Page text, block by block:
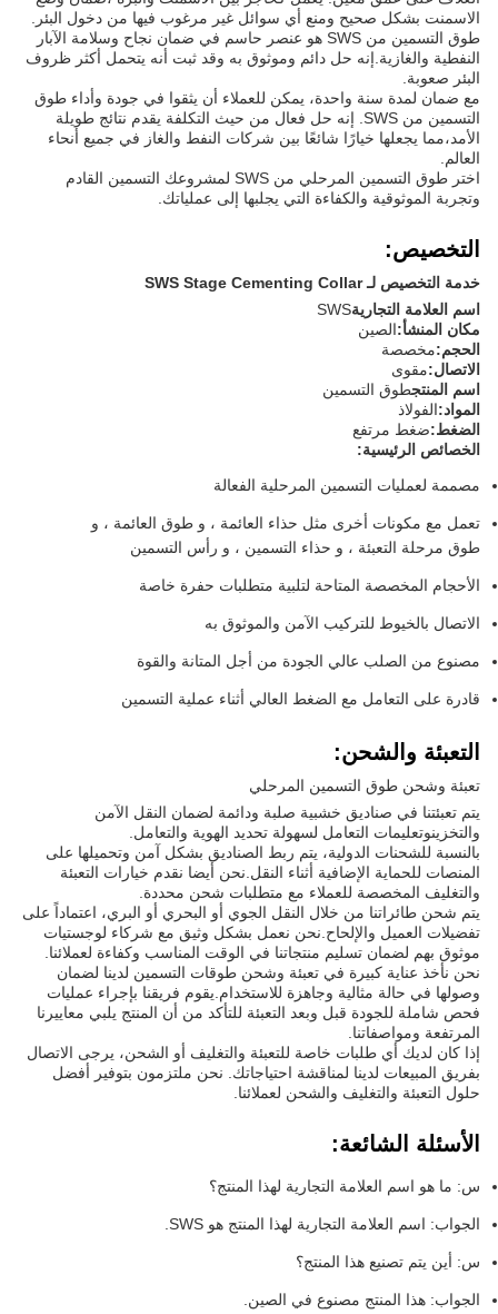
الاسمنت بشكل صحيح ومنع أي سوائل غير مرغوب فيها من دخول البئر.
طوق التسمين من SWS هو عنصر حاسم في ضمان نجاح وسلامة الآبار
النفطية والغازية.إنه حل دائم وموثوق به وقد ثبت أنه يتحمل أكثر ظروف
البئر صعوبة.
مع ضمان لمدة سنة واحدة، يمكن للعملاء أن يثقوا في جودة وأداء طوق
التسمين من SWS. إنه حل فعال من حيث التكلفة يقدم نتائج طويلة
الأمد،مما يجعلها خيارًا شائعًا بين شركات النفط والغاز في جميع أنحاء
العالم.
اختر طوق التسمين المرحلي من SWS لمشروعك التسمين القادم
وتجربة الموثوقية والكفاءة التي يجلبها إلى عملياتك.
التخصيص:
خدمة التخصيص لـ SWS Stage Cementing Collar
اسم العلامة التجاريةSWS
مكان المنشأ:الصين
الحجم:مخصصة
الاتصال:مقوى
اسم المنتجطوق التسمين
المواد:الفولاذ
الضغط:ضغط مرتفع
الخصائص الرئيسية:
مصممة لعمليات التسمين المرحلية الفعالة
تعمل مع مكونات أخرى مثل حذاء العائمة ، و طوق العائمة ، و
طوق مرحلة التعبئة ، و حذاء التسمين ، و رأس التسمين
الأحجام المخصصة المتاحة لتلبية متطلبات حفرة خاصة
الاتصال بالخيوط للتركيب الآمن والموثوق به
مصنوع من الصلب عالي الجودة من أجل المتانة والقوة
قادرة على التعامل مع الضغط العالي أثناء عملية التسمين
التعبئة والشحن:
تعبئة وشحن طوق التسمين المرحلي
يتم تعبئتنا في صناديق خشبية صلبة ودائمة لضمان النقل الآمن
والتخزينوتعليمات التعامل لسهولة تحديد الهوية والتعامل.
بالنسبة للشحنات الدولية، يتم ربط الصناديق بشكل آمن وتحميلها على
المنصات للحماية الإضافية أثناء النقل.نحن أيضا نقدم خيارات التعبئة
والتغليف المخصصة للعملاء مع متطلبات شحن محددة.
يتم شحن طائراتنا من خلال النقل الجوي أو البحري أو البري، اعتماداً على
تفضيلات العميل والإلحاح.نحن نعمل بشكل وثيق مع شركاء لوجستيات
موثوق بهم لضمان تسليم منتجاتنا في الوقت المناسب وكفاءة لعملائنا.
نحن نأخذ عناية كبيرة في تعبئة وشحن طوقات التسمين لدينا لضمان
وصولها في حالة مثالية وجاهزة للاستخدام.يقوم فريقنا بإجراء عمليات
فحص شاملة للجودة قبل وبعد التعبئة للتأكد من أن المنتج يلبي معاييرنا
المرتفعة ومواصفاتنا.
إذا كان لديك أي طلبات خاصة للتعبئة والتغليف أو الشحن، يرجى الاتصال
بفريق المبيعات لدينا لمناقشة احتياجاتك. نحن ملتزمون بتوفير أفضل
حلول التعبئة والتغليف والشحن لعملائنا.
الأسئلة الشائعة:
س: ما هو اسم العلامة التجارية لهذا المنتج؟
الجواب: اسم العلامة التجارية لهذا المنتج هو SWS.
س: أين يتم تصنيع هذا المنتج؟
الجواب: هذا المنتج مصنوع في الصين.